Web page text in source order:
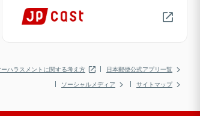
ハラスメントに関する考え方
日本郵便公式アプリ一覧
ソーシャルメディア
サイトマップ